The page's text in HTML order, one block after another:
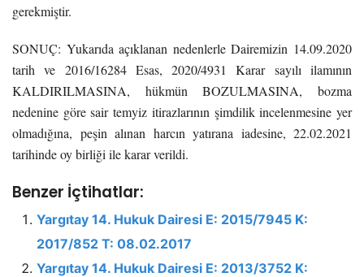
gerekmiştir.
SONUÇ: Yukarıda açıklanan nedenlerle Dairemizin 14.09.2020
tarih ve 2016/16284 Esas, 2020/4931 Karar sayılı ilamının
KALDIRILMASINA, hükmün BOZULMASINA, bozma
nedenine göre sair temyiz itirazlarının şimdilik incelenmesine yer
olmadığına, peşin alınan harcın yatırana iadesine, 22.02.2021
tarihinde oy birliği ile karar verildi.
Benzer İçtihatlar:
Yargıtay 14. Hukuk Dairesi E: 2015/7945 K:
2017/852 T: 08.02.2017
Yargıtay 14. Hukuk Dairesi E: 2013/3752 K: